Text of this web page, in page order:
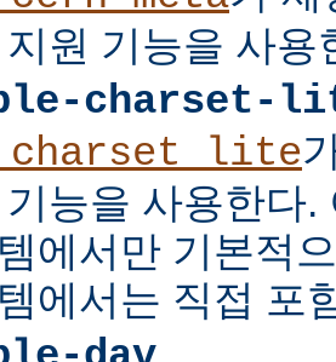
원 기능을 사용
charset-
기능을 사용한다
에서만 기본적
에서는 직접 포